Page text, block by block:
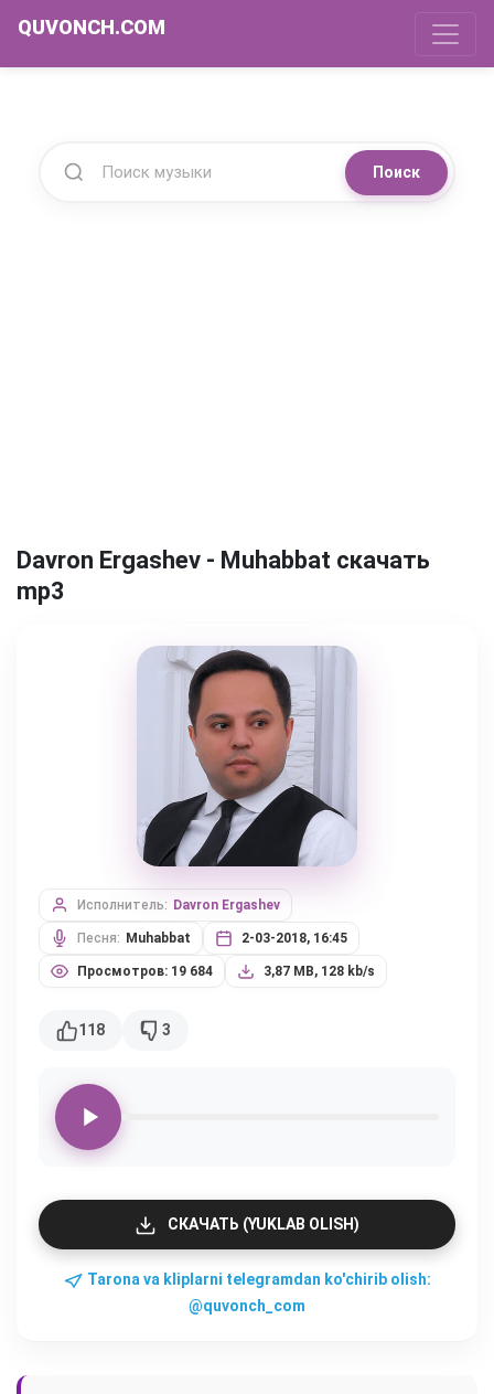
QUVONCH.COM
Поиск
Davron Ergashev - Muhabbat скачать
mp3
Исполнитель: Davron Ergashev
Песня: Muhabbat 2-03-2018, 16:45
Просмотров: 19 684 3,87 MB, 128 kb/s
118 3
СКАЧАТЬ (YUKLAB OLISH)
Tarona va kliplarni telegramdan ko'chirib olish:
@quvonch_com